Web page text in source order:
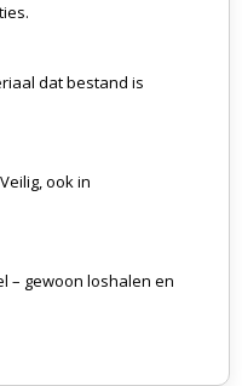
dat bestand is
ook in
– gewoon loshalen en